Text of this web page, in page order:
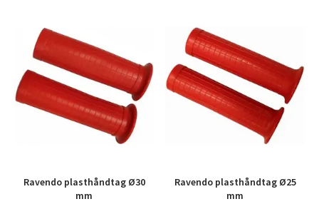
Ravendo plasthåndtag Ø30
mm
Ravendo plasthåndtag Ø25
mm